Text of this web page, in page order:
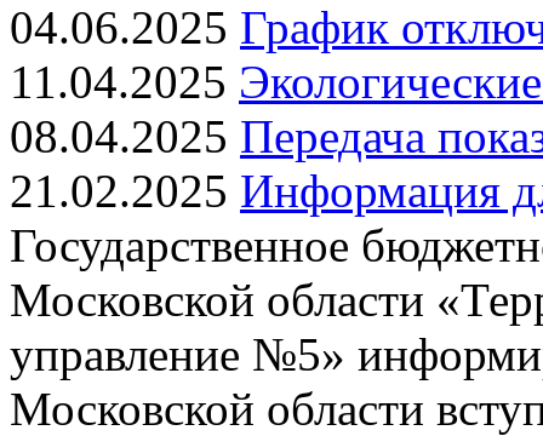
04.06.2025 График
11.04.2025
08.04.2025 Передача
21.02.2025 Информация
Государственное
Московской области
управление №5»
Московской области